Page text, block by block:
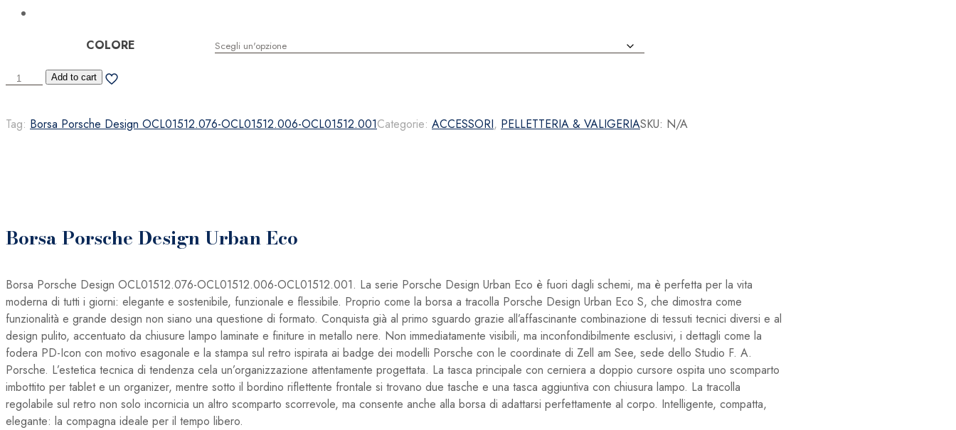
COLORE
Borsa
Urban
Add to cart
Tag: Borsa Porsche Design OCL01512.076-OCL01512.006-OCL01512.001Categorie: ACCESSORI, PELLETTERIA & VALIGERIASKU: N/A
Borsa Porsche Design Urban Eco
Borsa Porsche Design OCL01512.076-OCL01512.006-OCL01512.001. La serie Porsche Design Urban Eco è fuori dagli schemi, ma è perfetta per la vita
moderna di tutti i giorni: elegante e sostenibile, funzionale e flessibile. Proprio come la borsa a tracolla Porsche Design Urban Eco S, che dimostra come
funzionalità e grande design non siano una questione di formato. Conquista già al primo sguardo grazie all’affascinante combinazione di tessuti tecnici diversi e al
design pulito, accentuato da chiusure lampo laminate e finiture in metallo nere. Non immediatamente visibili, ma inconfondibilmente esclusivi, i dettagli come la
fodera PD-Icon con motivo esagonale e la stampa sul retro ispirata ai badge dei modelli Porsche con le coordinate di Zell am See, sede dello Studio F. A.
Porsche. L’estetica tecnica di tendenza cela un’organizzazione attentamente progettata. La tasca principale con cerniera a doppio cursore ospita uno scomparto
imbottito per tablet e un organizer, mentre sotto il bordino riflettente frontale si trovano due tasche e una tasca aggiuntiva con chiusura lampo. La tracolla
regolabile sul retro non solo incornicia un altro scomparto scorrevole, ma consente anche alla borsa di adattarsi perfettamente al corpo. Intelligente, compatta,
elegante: la compagna ideale per il tempo libero.